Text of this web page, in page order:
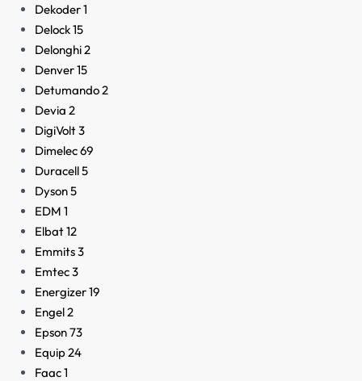
Dekoder1
Delock15
Delonghi2
Denver15
Detumando2
Devia 2
DigiVolt3
Dimelec69
Duracell5
Dyson5
EDM 1
Elbat12
Emmits3
Emtec3
Energizer19
Engel2
Epson73
Equip24
Faac1